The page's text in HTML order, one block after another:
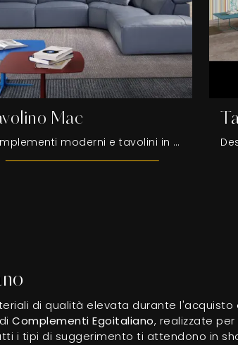
Mac
Complementi moderni e tavolini in metallo: scopri di più sul modello Tavolino Mac di Egoitaliano e potrai completare i tuoi locali.
di qualità elevata durante
Complementi Egoitaliano, realizzate
i tipi di suggerimento ti attendono in